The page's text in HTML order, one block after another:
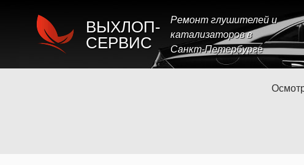
ВЫХЛОП-
СЕРВИС
Ремонт глушителей и
катализаторов в
Санкт-Петербурге